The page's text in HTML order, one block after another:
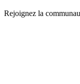
Rejoignez la